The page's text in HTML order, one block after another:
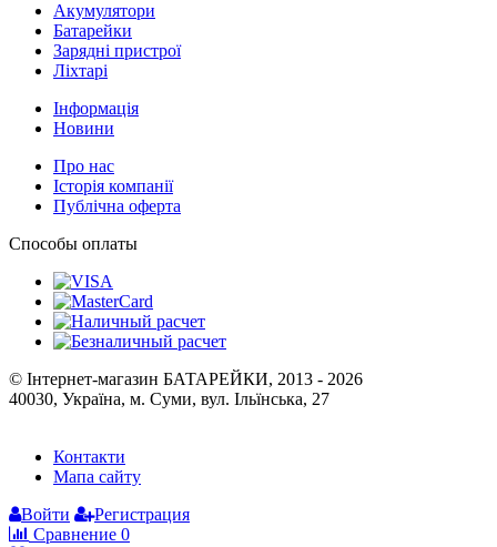
Акумулятори
Батарейки
Зарядні пристрої
Ліхтарі
Інформація
Новини
Про нас
Історія компанії
Публічна оферта
Способы оплаты
© Інтернет-магазин БАТАРЕЙКИ, 2013 - 2026
40030, Україна, м. Суми, вул. Ільїнська, 27
Контакти
Мапа сайту
Войти
Регистрация
Сравнение 0